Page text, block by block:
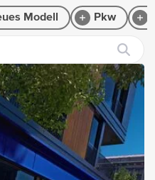
Modell Pkw